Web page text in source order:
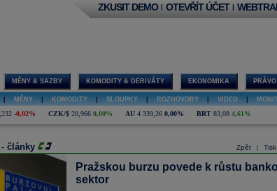
ZKUSIT DEMO | OTEVŘÍT ÚČET |
MĚNY & SAZBY KOMODITY & DERIVÁTY EKONOMIKA PRÁVO
MĚNY KOMODITY SLOUPKY ROZHOVORY VIDEO
-0,02% CZK/$ 20,966 0,00% AU 4 339,26 0,00% BRT 83,08 4,61%
Zpět Tisk
- články
Pražskou burzu povede k růstu
sektor